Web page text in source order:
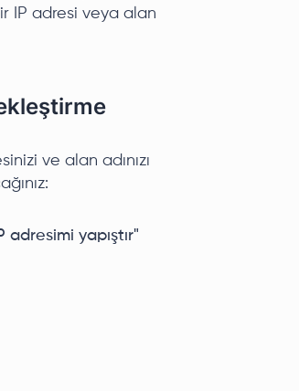
IP adresi veya alan
ve alan adınızı
yapıştır"